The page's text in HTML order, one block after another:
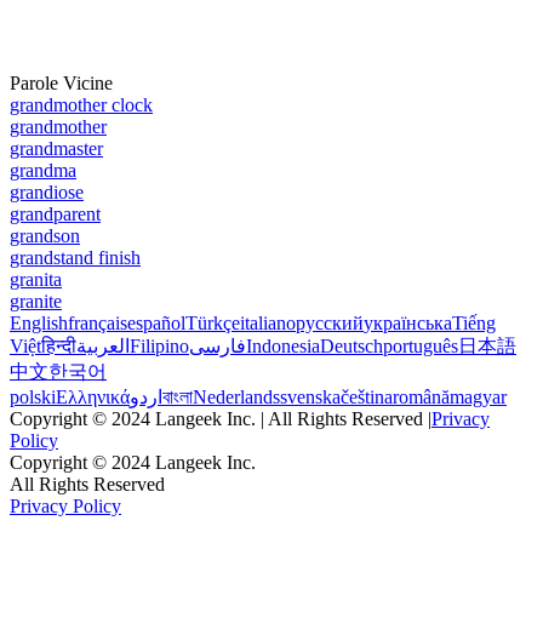
Parole Vicine
grandmother clock
grandmother
grandmaster
grandma
grandiose
grandparent
grandson
grandstand finish
granita
granite
EnglishfrançaisespañolTürkçeitalianoрусскийукраїнськаTiếng
Việtहिन्दीالعربية FilipinoفارسیIndonesiaDeutschportuguês日本語
中文한국어
polskiΕλληνικάاردو বাংলাNederlandssvenskačeštinaromânămagyar
Copyright © 2024 Langeek Inc. | All Rights Reserved |Privacy
Policy
Copyright © 2024 Langeek Inc.
All Rights Reserved
Privacy Policy